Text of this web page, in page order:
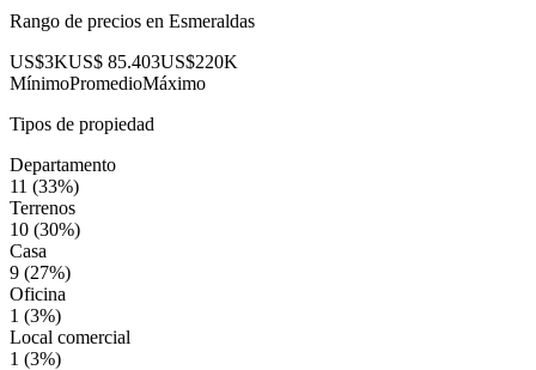
Rango de precios en Esmeraldas
US$3KUS$ 85.403US$220K
MínimoPromedioMáximo
Tipos de propiedad
Departamento
11 (33%)
Terrenos
10 (30%)
Casa
9 (27%)
Oficina
1 (3%)
Local comercial
1 (3%)